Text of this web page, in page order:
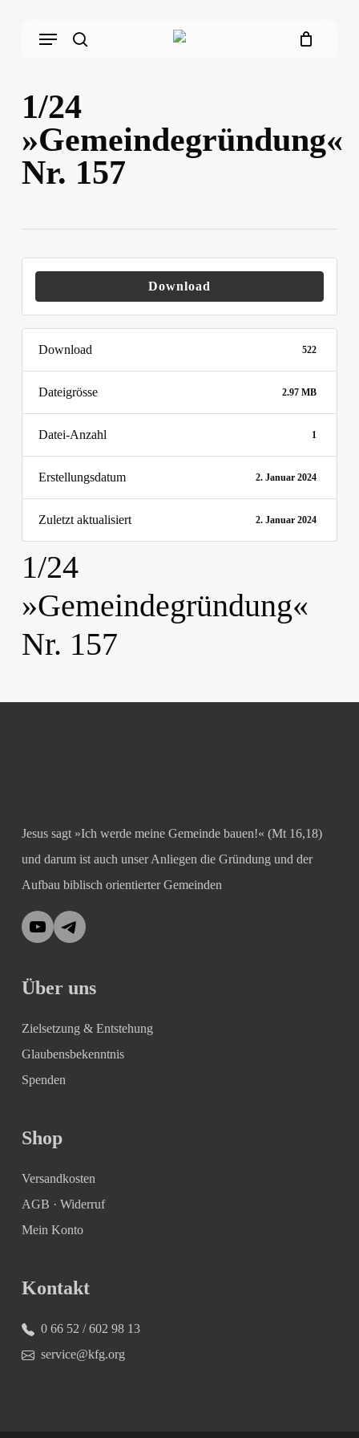
Menu
1/24
»Gemeindegründung«
Nr. 157
Download
Download 522
Dateigrösse 2.97 MB
Datei-Anzahl 1
Erstellungsdatum 2. Januar 2024
Zuletzt aktualisiert 2. Januar 2024
1/24
»Gemeindegründung«
Nr. 157
Jesus sagt »Ich werde meine Gemeinde bauen!« (Mt 16,18)
und darum ist auch unser Anliegen die Gründung und der
Aufbau biblisch orientierter Gemeinden
YouTubeTelegram
Über uns
Zielsetzung & Entstehung
Glaubensbekenntnis
Spenden
Shop
Versandkosten
AGB · Widerruf
Mein Konto
Kontakt
0 66 52 / 602 98 13
service@kfg.org